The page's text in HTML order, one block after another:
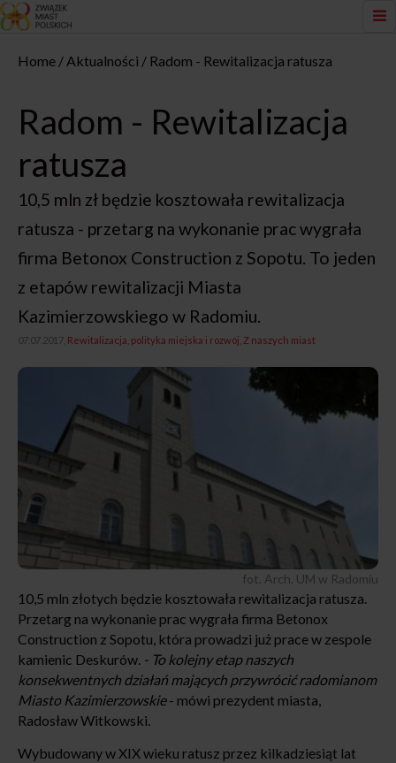
Home Aktualności Radom - Rewitalizacja ratusza
Radom - Rewitalizacja
ratusza
10,5 mln zł będzie kosztowała rewitalizacja
ratusza - przetarg na wykonanie prac wygrała
firma Betonox Construction z Sopotu. To jeden
z etapów rewitalizacji Miasta
Kazimierzowskiego w Radomiu.
07.07.2017, Rewitalizacja, polityka miejska i rozwój Z naszych miast
fot. Arch. UM w Radomiu
10,5 mln złotych będzie kosztowała rewitalizacja ratusza.
Przetarg na wykonanie prac wygrała firma Betonox
Construction z Sopotu, która prowadzi już prace w zespole
kamienic Deskurów. - To kolejny etap naszych
konsekwentnych działań mających przywrócić radomianom
Miasto Kazimierzowskie- mówi prezydent miasta,
Radosław Witkowski.
Wybudowany w XIX wieku ratusz przez kilkadziesiąt lat